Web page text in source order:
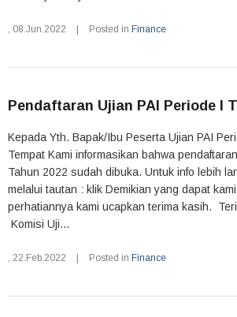
, 08.Jun.2022 Posted in Finance
Pendaftaran Ujian PAI Periode I
Kepada Yth. Bapak/Ibu Peserta Ujian PAI
Tempat Kami informasikan bahwa
Tahun 2022 sudah dibuka. Untuk info lebih
melalui tautan : klik Demikian yang dapat
perhatiannya kami ucapkan terima kasih.
Komisi Uji...
, 22.Feb.2022 Posted in Finance